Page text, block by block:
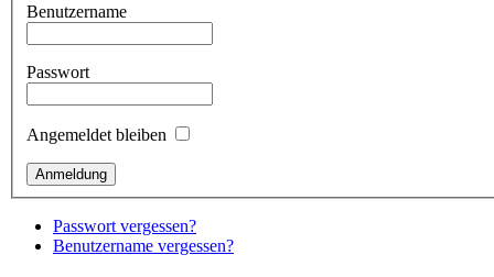
Benutzername
Passwort
Angemeldet bleiben
Passwort vergessen?
Benutzername vergessen?